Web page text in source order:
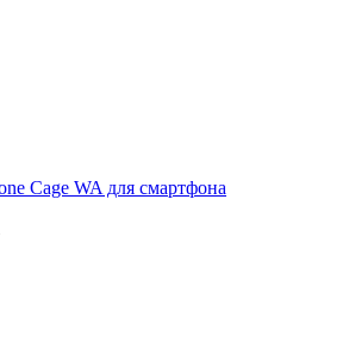
Cage WA для смартфона